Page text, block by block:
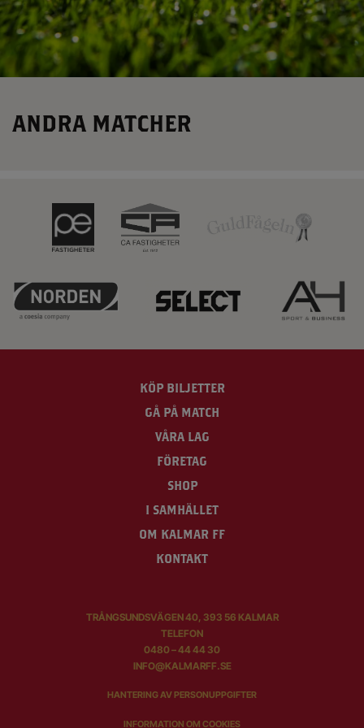
M
A
R
F
ANDRA MATCHER
KÖP BILJETTER
GÅ PÅ MATCH
VÅRA LAG
FÖRETAG
SHOP
I SAMHÄLLET
OM KALMAR FF
KONTAKT
TRÅNGSUNDSVÄGEN 40, 393 56 KALMAR
TELEFON
0480 – 44 44 30
INFO@KALMARFF.SE
HANTERING AV PERSONUPPGIFTER
INFORMATION OM COOKIES